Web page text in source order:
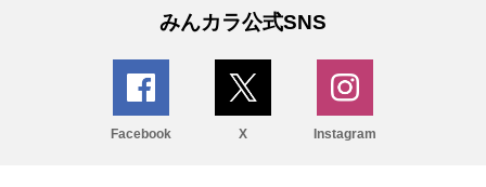
みんカラ公式SNS
Facebook X Instagram